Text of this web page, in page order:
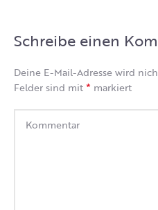
Schreibe einen
Deine E-Mail-Adresse wird
Felder sind mit* markiert